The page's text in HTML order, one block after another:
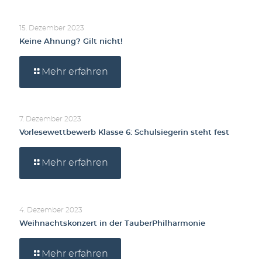
15. Dezember 2023
Keine Ahnung? Gilt nicht!
Mehr erfahren
7. Dezember 2023
Vorlesewettbewerb Klasse 6: Schulsiegerin steht fest
Mehr erfahren
4. Dezember 2023
Weihnachtskonzert in der TauberPhilharmonie
Mehr erfahren